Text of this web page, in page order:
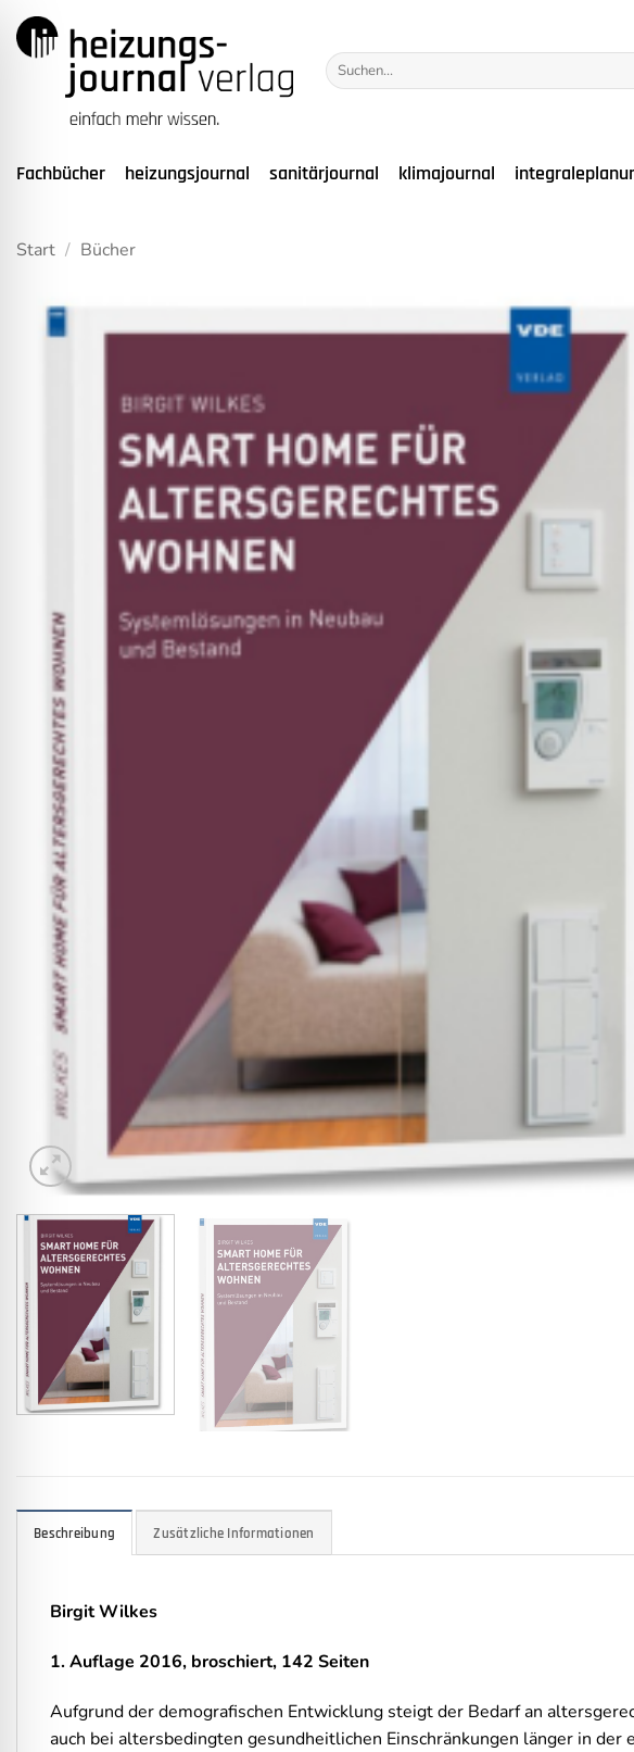
Zum
Inhalt
springen
Suchen
nach:
Fachbücher heizungsjournal sanitärjournal klimajournal
Start / Bücher
Beschreibung Zusätzliche Informationen
Birgit Wilkes
1. Auflage 2016, broschiert, 142 Seiten
Aufgrund der demografischen Entwicklung steigt der Bedarf an
auch bei altersbedingten gesundheitlichen Einschränkungen länger in